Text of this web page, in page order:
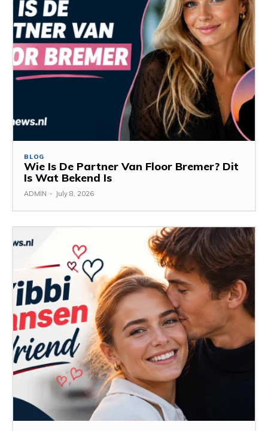
BLOG
Wie Is De Partner Van Floor Bremer? Dit
Is Wat Bekend Is
ADMIN - July 8, 2026